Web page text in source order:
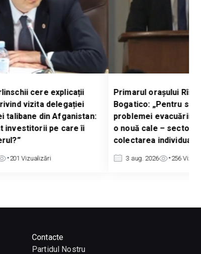
cere explicații
vizita delegației
talibane din Afganistan:
investitorii pe care îi
201 Vizualizări
Primarul orașului
Bogatico: „Pentru
problemei evacuării
o nouă cale –
colectarea individuală”
3 aug. 2026 256
Contacte
Partidul Nostru